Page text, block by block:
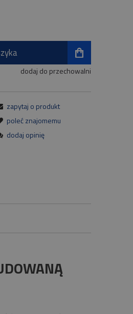
dodaj do przechowalni
zapytaj o produkt
poleć znajomemu
dodaj opinię